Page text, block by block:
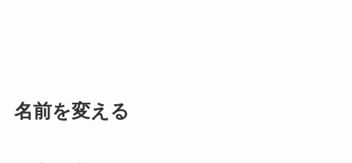
名前を変える